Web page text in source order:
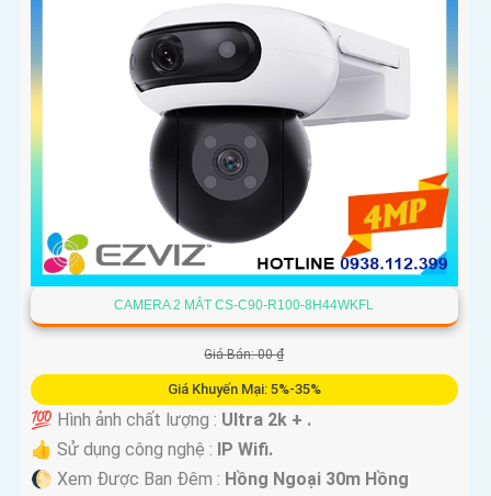
CAMERA 2 MẮT CS-C90-R100-8H44WKFL
Giá Bán: 00 ₫
Giá Khuyến Mại: 5%-35%
💯 Hình ảnh chất lượng : Ultra 2k + .
👍 Sử dụng công nghệ : IP Wifi.
🌔 Xem Được Ban Đêm : Hồng Ngoại 30m Hồng